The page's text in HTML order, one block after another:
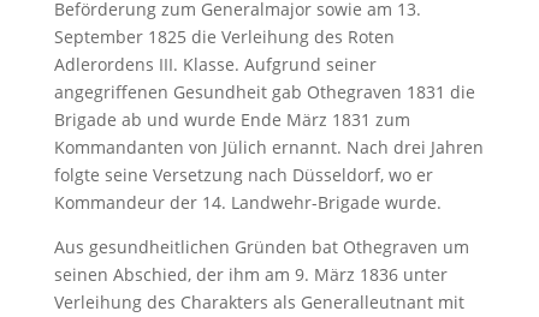
Beförderung zum Generalmajor sowie am 13.
September 1825 die Verleihung des Roten
Adlerordens III. Klasse. Aufgrund seiner
angegriffenen Gesundheit gab Othegraven 1831 die
Brigade ab und wurde Ende März 1831 zum
Kommandanten von Jülich ernannt. Nach drei Jahren
folgte seine Versetzung nach Düsseldorf, wo er
Kommandeur der 14. Landwehr-Brigade wurde.
Aus gesundheitlichen Gründen bat Othegraven um
seinen Abschied, der ihm am 9. März 1836 unter
Verleihung des Charakters als Generalleutnant mit